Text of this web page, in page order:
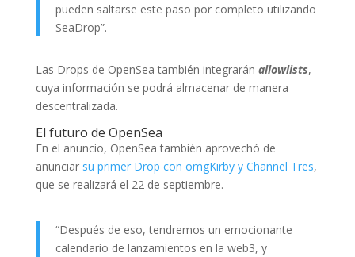
pueden saltarse este paso por completo utilizando
SeaDrop”.
Las Drops de OpenSea también integrarán allowlists,
cuya información se podrá almacenar de manera
descentralizada.
El futuro de OpenSea
En el anuncio, OpenSea también aprovechó de
anunciar su primer Drop con omgKirby y Channel Tres,
que se realizará el 22 de septiembre.
“Después de eso, tendremos un emocionante
calendario de lanzamientos en la web3, y